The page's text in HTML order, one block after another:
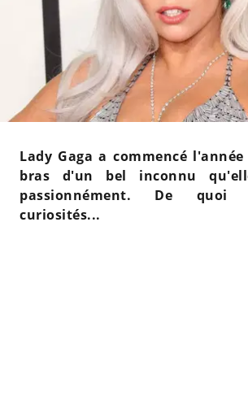
Lady Gaga a commencé
bras d'un bel inconnu
passionnément. De quoi
curiosités...